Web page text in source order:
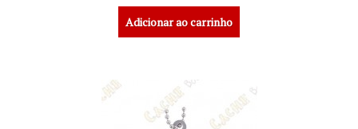
Adicionar ao carrinho